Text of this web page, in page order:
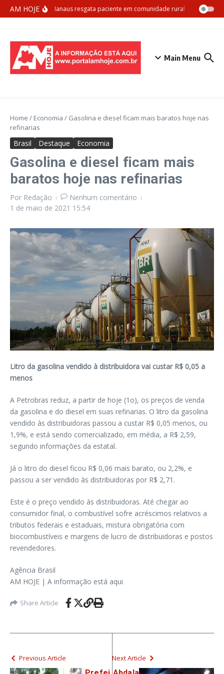
Ir para o conteúdo
AM HOJESamu Manaus resgata paciente em comunidade rural com apoio
Main Menu
Home / Economia / Gasolina e diesel ficam mais baratos hoje nas
refinarias
Brasil Destaque Economia
Gasolina e diesel ficam mais
baratos hoje nas refinarias
Por Redação
Nenhum comentário
1 de maio de 2021 15:54
Litro da gasolina vendido à distribuidora vai custar R$ 0,05 a
menos
A Petrobras reduz, a partir de hoje (1o), os preços de venda
da gasolina e do diesel em suas refinarias. O litro da gasolina
vendido às distribuidoras passou a custar R$ 0,05 menos, ou
1,9%, e está sendo comercializado, em média, a R$ 2,59,
segundo informações da estatal.
Já o litro do diesel ficou R$ 0,06 mais barato, ou 2,2%, e
passou a ser vendido às distribuidoras por R$ 2,71.
Este é o preço vendido às distribuidoras. Até chegar ao
consumidor final, o combustível sofre acréscimos relativos a
tributos federais e estaduais, mistura obrigatória com
biocombustíveis e margens de lucro de distribuidoras e postos
revendedores.
Agência Brasil
AM HOJE | A informação está aqui
Share Article
Previous Article Next Article